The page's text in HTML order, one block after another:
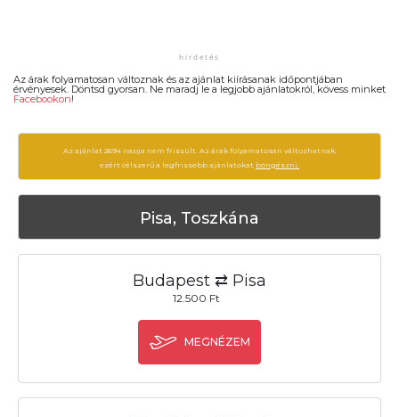
Az árak folyamatosan változnak és az ajánlat kiírásanak időpontjában
érvényesek. Döntsd gyorsan. Ne maradj le a legjobb ajánlatokról, kövess minket
Facebookon!
Az ajánlat 2694 napja nem frissült. Az árak folyamatosan változhatnak,
ezért célszerű a legfrissebb ajánlatokat böngészni.
Pisa, Toszkána
Budapest ⇄ Pisa
12.500 Ft
MEGNÉZEM